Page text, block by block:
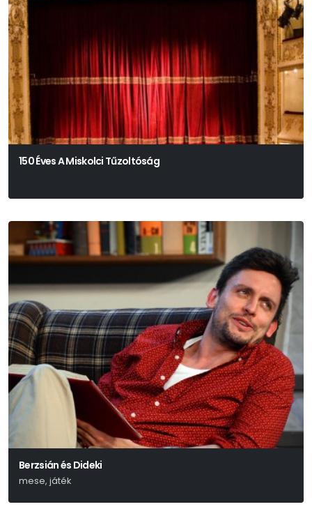
150 Éves A Miskolci Tűzoltóság
Berzsián és Dideki
mese, játék